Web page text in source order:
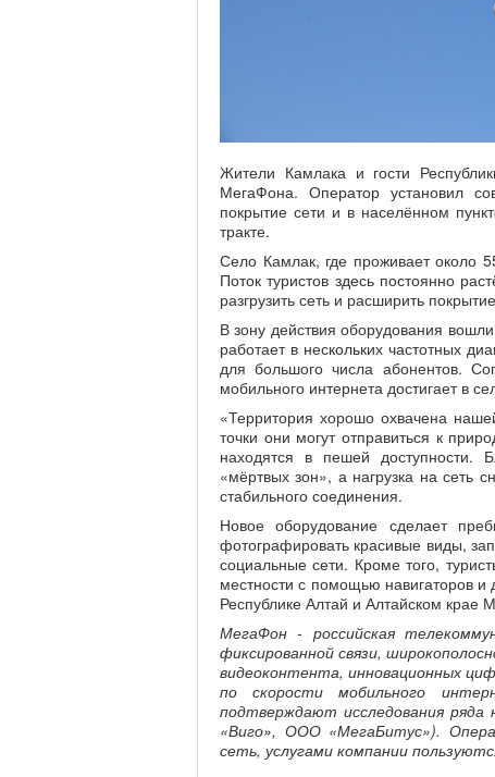
Жители Камлака и гости
МегаФона. Оператор установил
покрытие сети и в населённом
тракте.
Село Камлак, где проживает около
Поток туристов здесь постоянно
разгрузить сеть и расширить
В зону действия оборудования
работает в нескольких частотных
для большого числа абонентов.
мобильного интернета достигает в
«Территория хорошо охвачена
точки они могут отправиться к
находятся в пешей доступности.
«мёртвых зон», а нагрузка на сеть
стабильного соединения.
Новое оборудование сделает
фотографировать красивые виды,
социальные сети. Кроме того,
местности с помощью навигаторов
Республике Алтай и Алтайском крае
МегаФон - российская
фиксированной связи,
видеоконтента, инновационных
по скорости мобильного
подтверждают исследования
«Виго», ООО «МегаБитус»).
сеть, услугами компании